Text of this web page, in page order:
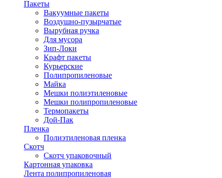
Пакеты
Вакуумные пакеты
Воздушно-пузырчатые
Вырубная ручка
Для мусора
Зип-Локи
Крафт пакеты
Курьерские
Полипропиленовые
Майка
Мешки полиэтиленовые
Мешки полипропиленовые
Термопакеты
Дой-Пак
Пленка
Полиэтиленовая пленка
Скотч
Скотч упаковочный
Картонная упаковка
Лента полипропиленовая